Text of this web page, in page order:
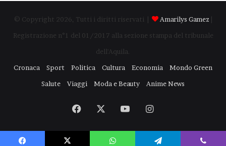
© Copyright 2026, Tutti i diritti riservati | Amarilys Gamez
Registrazione n°1 del 01/2017 alla sezione stampa del tribunale
dell'Aquila.
Cronaca
Sport Politica Cultura Economia
Mondo Green
Salute
Viaggi Moda e Beauty Anime News
Facebook You
Tube
Instagram